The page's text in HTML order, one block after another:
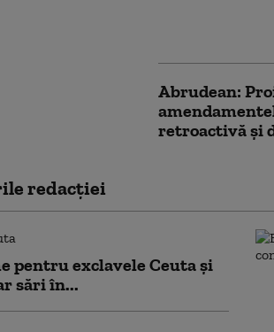
Abrudean:
retroactivă și
redacţiei
pentru exclavele Ceuta și
sări în...